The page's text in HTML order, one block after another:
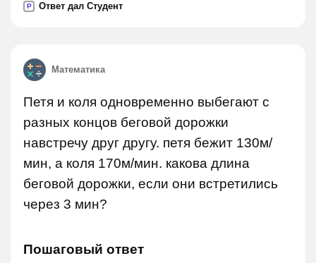
P Ответ дал Студент
Математика
Петя и коля одновременно выбегают с
разных концов беговой дорожки
навстречу друг другу. петя бежит 130м/
мин, а коля 170м/мин. какова длина
беговой дорожки, если они встретились
через 3 мин?
Пошаговый ответ